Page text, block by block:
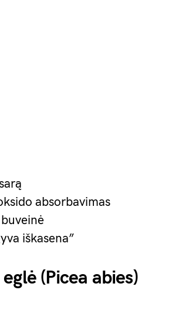
absorbavimas
iškasena”
(Picea abies)